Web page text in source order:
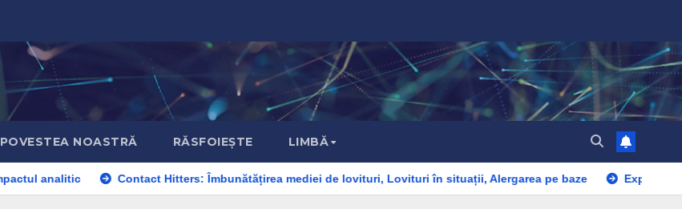
POVESTEA NOASTRĂ RĂSFOIEȘTE LIMBĂ
Contact Hitters: Îmbunătățirea mediei de lovituri, Lovituri în situații, Alergarea pe baze Exploatarea Seriei de